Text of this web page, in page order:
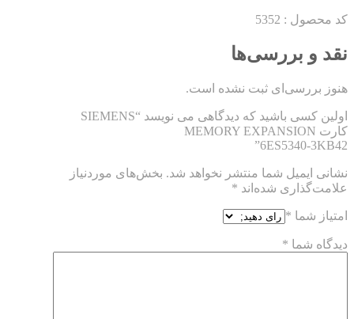
کد محصول : 5352
نقد و بررسی‌ها
هنوز بررسی‌ای ثبت نشده است.
اولین کسی باشید که دیدگاهی می نویسد “SIEMENS
کارت MEMORY EXPANSION
6ES5340-3KB42”
نشانی ایمیل شما منتشر نخواهد شد. بخش‌های موردنیاز
علامت‌گذاری شده‌اند *
امتیاز شما *
دیدگاه شما *